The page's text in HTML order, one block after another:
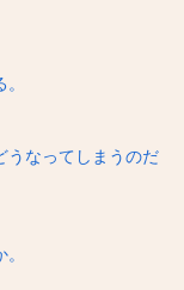
うなってしまうのだ